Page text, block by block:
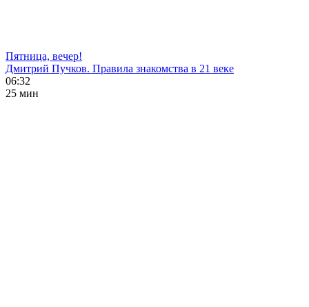
Пятница, вечер!
Дмитрий Пучков. Правила знакомства в 21 веке
06:32
25 мин